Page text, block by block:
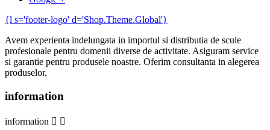
{l s='footer-logo' d='Shop.Theme.Global'}
Avem experienta indelungata in importul si distributia de scule
profesionale pentru domenii diverse de activitate. Asiguram service
si garantie pentru produsele noastre. Oferim consultanta in alegerea
produselor.
information
information  